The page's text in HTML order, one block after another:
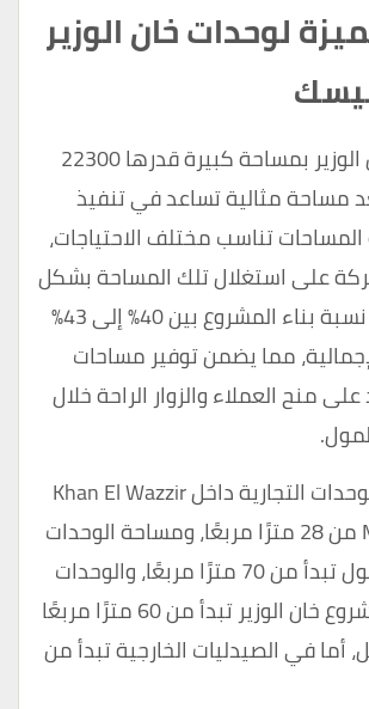
لوحدات خان الوزير
يتمتع مول خان الوزير بمساحة كبيرة قدرها 22300
مساحة مثالية تساعد في تنفيذ
تناسب مختلف الاحتياجات،
على استغلال تلك المساحة بشكل
مثالي، وتتراوح نسبة بناء المشروع بين 40% إلى 43%
مما يضمن توفير مساحات
منح العملاء والزوار الراحة خلال
وتبدأ مساحة الوحدات التجارية داخل Khan El Wazzir
Mall New Cairo من 28 مترًا مربعًا، ومساحة الوحدات
الإدارية في المول تبدأ من 70 مترًا مربعًا، والوحدات
الطبية داخل مشروع خان الوزير تبدأ من 60 مترًا مربعًا
أما في الصيدليات الخارجية تبدأ من